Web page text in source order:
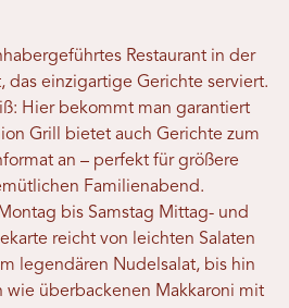
Restaurant in der
das einzigartige Gerichte serviert.
Hier bekommt man garantiert
Grill bietet auch Gerichte zum
an – perfekt für größere
Familienabend.
bis Samstag Mittag- und
reicht von leichten Salaten
legendären Nudelsalat, bis hin
wie überbackenen Makkaroni mit